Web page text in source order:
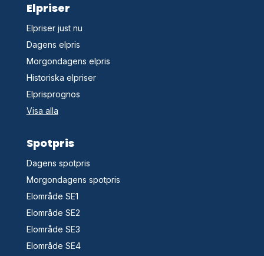
Elpriser
Elpriser just nu
Dagens elpris
Morgondagens elpris
Historiska elpriser
Elprisprognos
Visa alla
Spotpris
Dagens spotpris
Morgondagens spotpris
Elområde SE1
Elområde SE2
Elområde SE3
Elområde SE4